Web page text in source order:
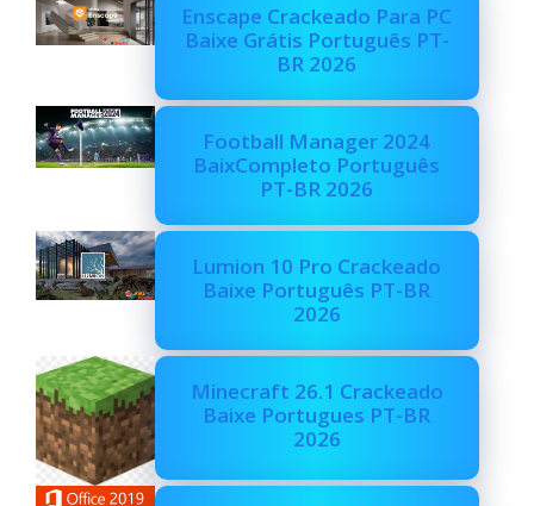
Enscape Crackeado Para PC
Baixe Grátis Português PT-
BR 2026
Football Manager 2024
BaixCompleto Português
PT-BR 2026
Lumion 10 Pro Crackeado
Baixe Português PT-BR
2026
Minecraft 26.1 Crackeado
Baixe Portugues PT-BR
2026